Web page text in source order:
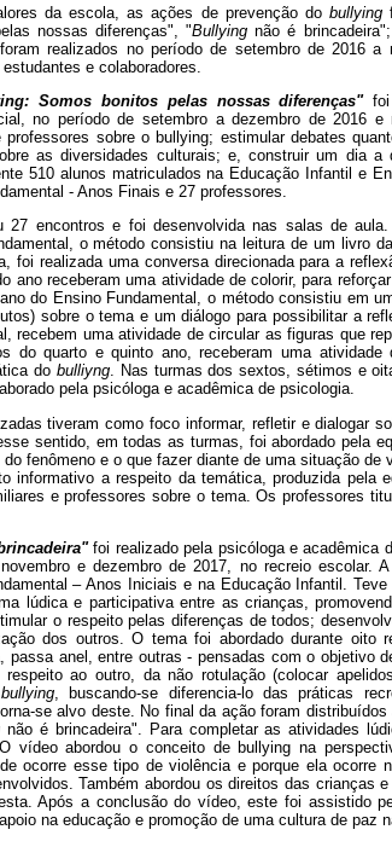
da escola, as ações de prevenção do bullying
nossas diferenças", "Bullying não é
realizados no período de setembro de 2016
e colaboradores.
Somos bonitos pelas nossas diferenças"foi
no período de setembro a dezembro de 2016
professores sobre o bullying; estimular debates
as diversidades culturais; e, construir um dia
510 alunos matriculados na Educação Infantil e
- Anos Finais e 27 professores.
27 encontros e foi desenvolvida nas salas de
o método consistiu na leitura de um livro
foi realizada uma conversa direcionada para a
ano receberam uma atividade de colorir, para
do Ensino Fundamental, o método consistiu em
sobre o tema e um diálogo para possibilitar a
recebem uma atividade de circular as figuras que
do quarto e quinto ano, receberam uma
do bulliyng. Nas turmas dos sextos, sétimos e
pela psicóloga e acadêmica de psicologia.
tiveram como foco informar, refletir e dialogar
sentido, em todas as turmas, foi abordado pela
fenômeno e o que fazer diante de uma situação de
informativo a respeito da temática, produzida pela
e professores sobre o tema. Os professores
foi realizado pela psicóloga e acadêmica
e dezembro de 2017, no recreio escolar.
– Anos Iniciais e na Educação Infantil.
lúdica e participativa entre as crianças,
o respeito pelas diferenças de todos;
dos outros. O tema foi abordado durante oito
passa anel, entre outras - pensadas com o objetivo
ao outro, da não rotulação (colocar
bullying , buscando-se diferencia-lo das práticas
se alvo deste. No final da ação foram
não é brincadeira". Para completar as atividades
vídeo abordou o conceito de bullying na
ocorre esse tipo de violência e porque ela ocorre
Também abordou os direitos das crianças
Após a conclusão do vídeo, este foi assistido
na educação e promoção de uma cultura de paz